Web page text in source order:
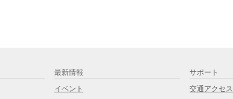
最新情報
イベント
サポート
交通アクセス